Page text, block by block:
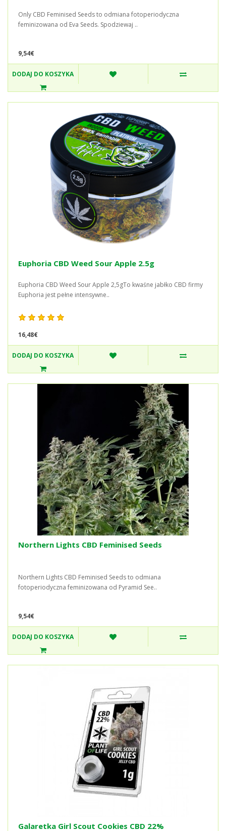
Only CBD Feminised Seeds to odmiana fotoperiodyczna
feminizowana od Eva Seeds. Spodziewaj ..
9,54€
DODAJ DO KOSZYKA
Euphoria CBD Weed Sour Apple 2.5g
Euphoria CBD Weed Sour Apple 2,5gTo kwaśne jabłko CBD firmy
Euphoria jest pełne intensywne..
16,48€
DODAJ DO KOSZYKA
Northern Lights CBD Feminised Seeds
Northern Lights CBD Feminised Seeds to odmiana
fotoperiodyczna feminizowana od Pyramid See..
9,54€
DODAJ DO KOSZYKA
Galaretka Girl Scout Cookies CBD 22%